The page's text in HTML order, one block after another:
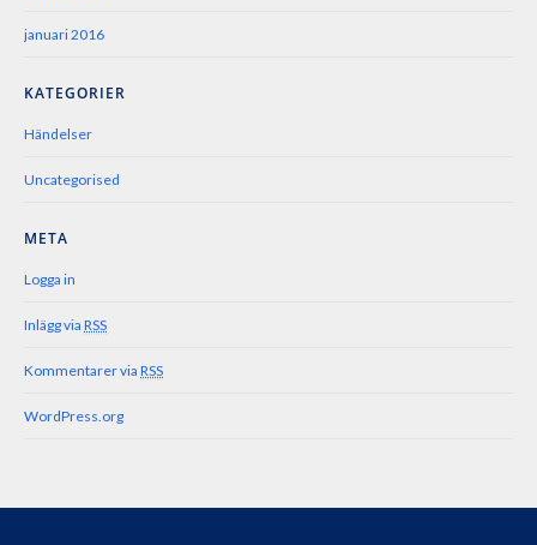
januari 2016
KATEGORIER
Händelser
Uncategorised
META
Logga in
Inlägg via RSS
Kommentarer via RSS
WordPress.org